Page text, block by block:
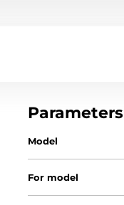
Parameters
Model
For model